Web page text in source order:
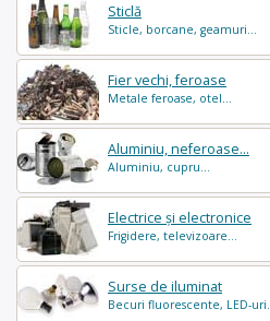
Sticlă
Sticle, borcane, geamuri...
Fier vechi, feroase
Metale feroase, otel...
Aluminiu, neferoase...
Aluminiu, cupru...
Electrice și electronice
Frigidere, televizoare...
Surse de iluminat
Becuri fluorescente, LED-uri...